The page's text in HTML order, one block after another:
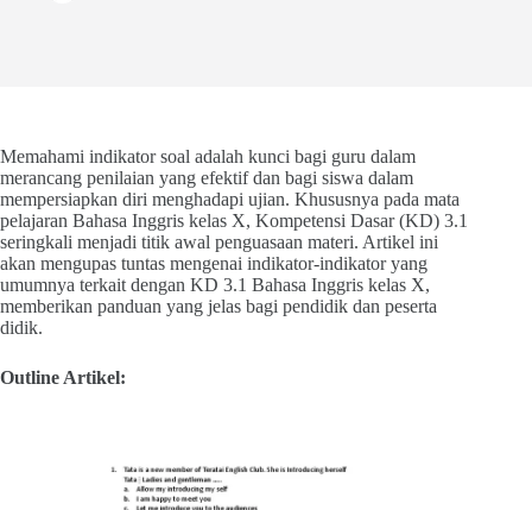
Memahami indikator soal adalah kunci bagi guru dalam
merancang penilaian yang efektif dan bagi siswa dalam
mempersiapkan diri menghadapi ujian. Khususnya pada mata
pelajaran Bahasa Inggris kelas X, Kompetensi Dasar (KD) 3.1
seringkali menjadi titik awal penguasaan materi. Artikel ini
akan mengupas tuntas mengenai indikator-indikator yang
umumnya terkait dengan KD 3.1 Bahasa Inggris kelas X,
memberikan panduan yang jelas bagi pendidik dan peserta
didik.
Outline Artikel: